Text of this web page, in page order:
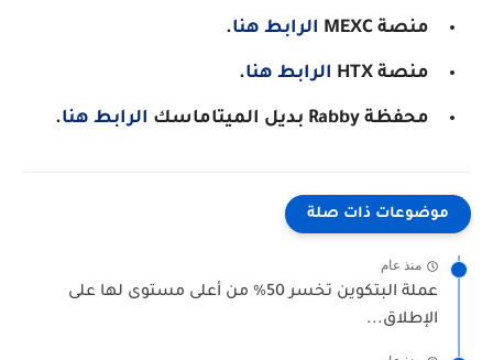
منصة MEXC الرابط هنا.
منصة HTX الرابط هنا.
محفظة Rabby بديل الميتاماسك الرابط هنا.
موضوعات ذات صلة
منذ عام
عملة البتكوين تخسر 50% من أعلى مستوى لها على
الإطلاق...